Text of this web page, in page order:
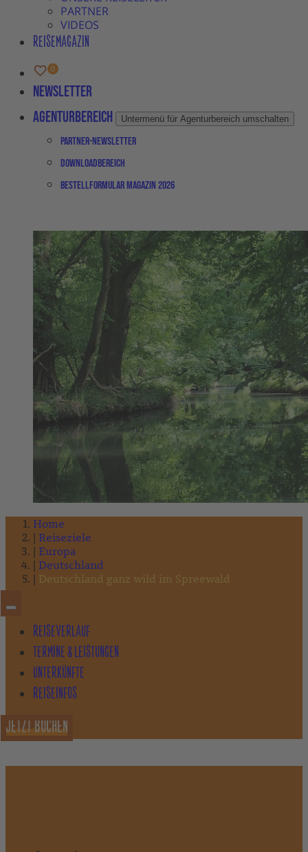
PARTNER
VIDEOS
REISEMAGAZIN
Newsletter
Agenturbereich
Untermenü für Agenturbereich umschalten
Partner-Newsletter
Downloadbereich
Bestellformular Magazin 2026
Home
Reiseziele
Europa
Deutschland
Deutschland ganz wild im Spreewald
REISEVERLAUF
TERMINE & LEISTUNGEN
UNTERKÜNFTE
REISEINFOS
JETZT BUCHEN